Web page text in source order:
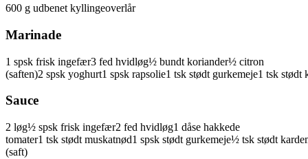
600 g udbenet kyllingeoverlår
Marinade
1 spsk frisk ingefær3 fed hvidløg½ bundt koriander½ citron
(saften)2 spsk yoghurt1 spsk rapsolie1 tsk stødt gurkemeje1 tsk stødt
Sauce
2 løg½ spsk frisk ingefær2 fed hvidløg1 dåse hakkede
tomater1 tsk stødt muskatnød1 spsk stødt gurkemeje½ tsk stødt
(saft)